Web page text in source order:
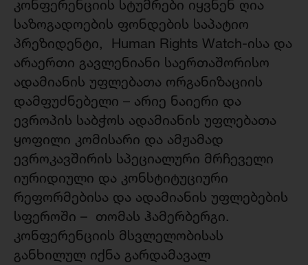
კონფერენციის სტუმრები იყვნენ ღია
საზოგადოების ფონდების საპატიო
პრეზიდენტი, Human Rights Watch-ისა და
არაერთი გავლენიანი საერთაშორისო
ადამიანის უფლებათა ორგანიზაციის
დამფუძნებელი – არიე ნაიერი და
ევროპის საბჭოს ადამიანის უფლებათა
ყოფილი კომისარი და ამჟამად
ევროკავშირის სპეციალური მრჩეველი
იურიდიული და კონსტიტუციური
რეფორმებისა და ადამიანის უფლებების
სფეროში – თომას ჰამერბერგი.
კონფერენციის მსვლელობისას
განხილულ იქნა გარდამავალ